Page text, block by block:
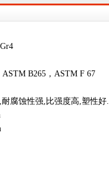
B265，ASTM F 67
腐蚀性强,比强度高,塑性好.